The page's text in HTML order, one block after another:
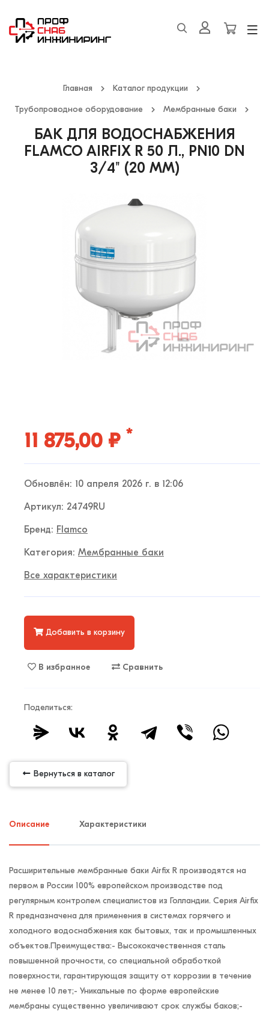
Главная Каталог продукции
Трубопроводное оборудование Мембранные баки
БАК ДЛЯ ВОДОСНАБЖЕНИЯ
FLAMCO AIRFIX R 50 Л., PN10 DN
3/4" (20 ММ)
11 875,00 ₽ *
Обновлён: 10 апреля 2026 г. в 12:06
Артикул: 24749RU
Бренд: Flamco
Категория: Мембранные баки
Все характеристики
Добавить в корзину
В избранное Сравнить
Поделиться:
Вернуться в каталог
Описание Характеристики
Расширительные мембранные баки Airfix R производятся на
первом в России 100% европейском производстве под
регулярным контролем специалистов из Голландии. Серия Airfix
R предназначена для применения в системах горячего и
холодного водоснабжения как бытовых, так и промышленных
объектов.Преимущества:- Высококачественная сталь
повышенной прочности, со специальной обработкой
поверхности, гарантирующая защиту от коррозии в течение
не менее 10 лет;- Уникальные по форме европейские
мембраны существенно увеличивают срок службы баков;-